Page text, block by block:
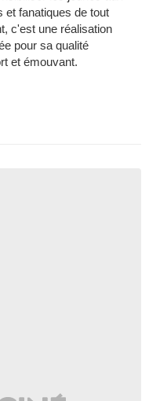
fanatiques de tout
c'est une réalisation
pour sa qualité
et émouvant.